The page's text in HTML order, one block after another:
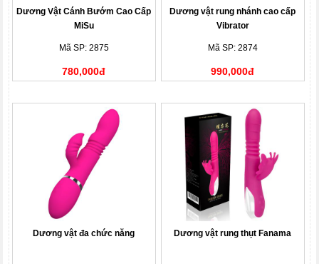
Dương Vật Cánh Bướm Cao Cấp
MiSu
Mã SP: 2875
780,000đ
Dương vật rung nhánh cao cấp
Vibrator
Mã SP: 2874
990,000đ
Dương vật đa chức năng Dương vật rung thụt Fanama